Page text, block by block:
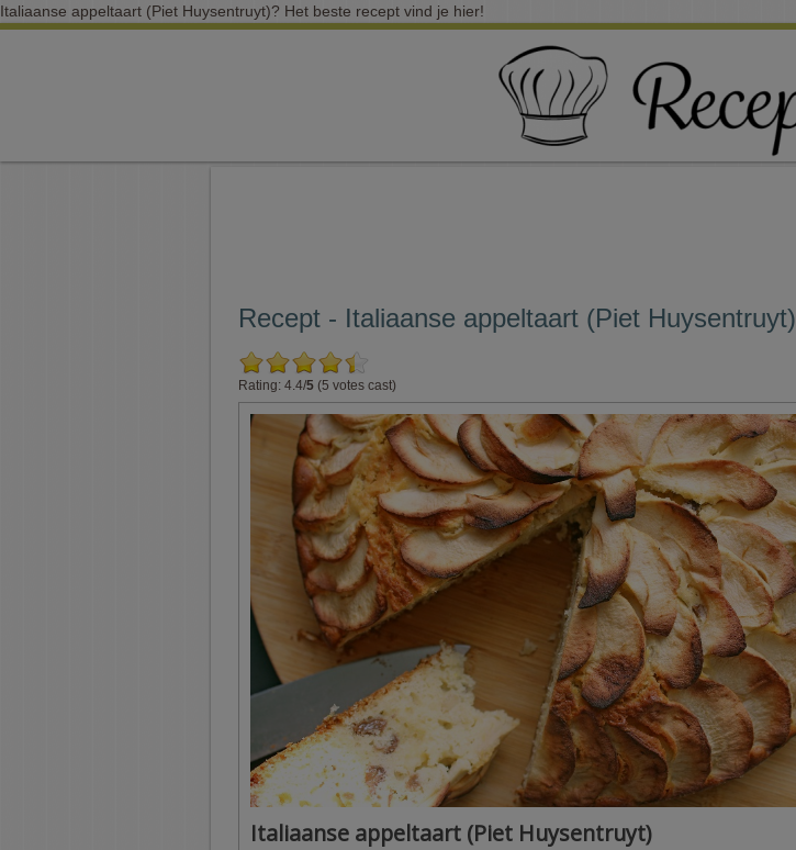
Italiaanse appeltaart (Piet Huysentruyt)? Het beste recept vind je hier!
Recept - Italiaanse appeltaart (Piet Huysentruyt)
Rating: 4.4/5 (5 votes cast)
Italiaanse appeltaart (Piet Huysentruyt)